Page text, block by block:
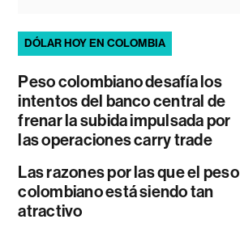
DÓLAR HOY EN COLOMBIA
Peso colombiano desafía los
intentos del banco central de
frenar la subida impulsada por
las operaciones carry trade
Las razones por las que el peso
colombiano está siendo tan
atractivo